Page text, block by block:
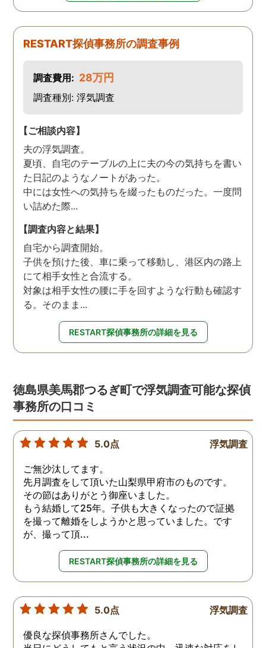
RESTART探偵事務所の調査事例
調査費用: 28万円
調査種別: 浮気調査
【ご相談内容】
夫の浮気調査。
夏頃、自宅のテーブルの上に夫の今の気持ちを書い
た日記のようなノートがあった。
中には女性への気持ちを綴ったものだった。一度問
い詰めた際...
【調査内容と結果】
自宅から調査開始。
子供を預けた後、車に乗って移動し、港区内の路上
にて相手女性と合流する。
対象は相手女性の腰に手を回すような行動も確認す
る。そのまま...
RESTART探偵事務所の詳細を見る
徳島県美馬郡つるぎ町で浮気調査可能な探偵
事務所の口コミ
5.0点 浮気調査
ご無沙汰してます。
先月調査をして頂いた山梨県甲府市のものです。
その節はありがとう御座いました。
もう結婚して25年。子供も大きくなったので証拠
を撮って離婚をしようかと思っていました。です
が、撮って頂...
RESTART探偵事務所の詳細を見る
5.0点 浮気調査
優良な探偵事務所さんでした。